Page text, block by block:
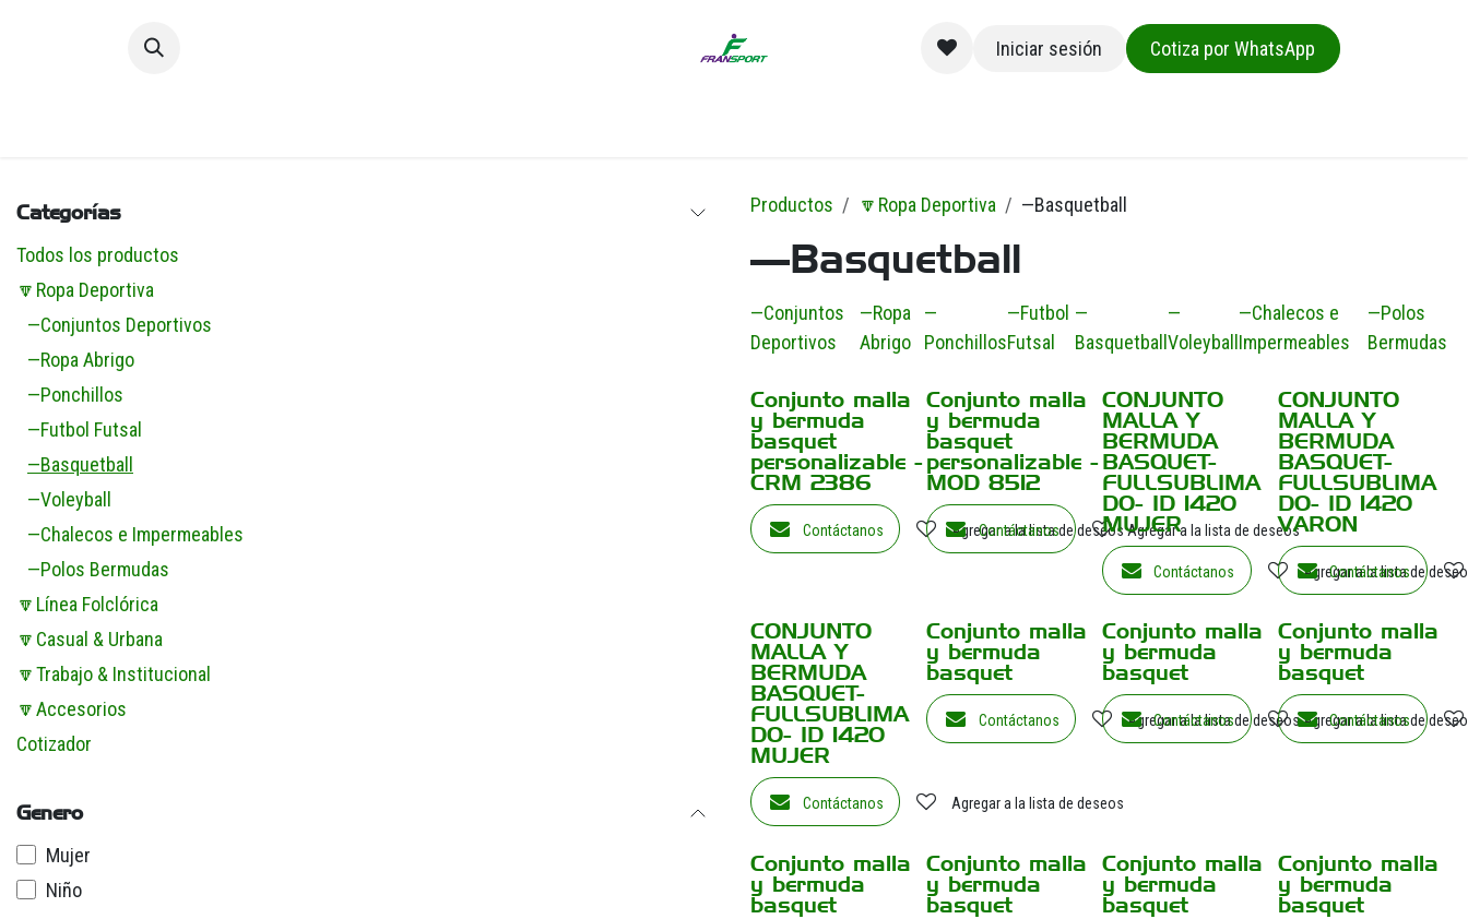
Iniciar sesión
Cotiza por WhatsApp
Categorías
Todos los productos
🔽Ropa Deportiva
—Conjuntos Deportivos
—Ropa Abrigo
—Ponchillos
—Futbol Futsal
—Basquetball
—Voleyball
—Chalecos e Impermeables
—Polos Bermudas
🔽Línea Folclórica
🔽Casual & Urbana
🔽Trabajo & Institucional
🔽Accesorios
Cotizador
Genero
Mujer
Niño
Productos 🔽Ropa Deportiva —Basquetball
—Basquetball
—Conjuntos
Deportivos
—Ropa
Abrigo
—
Ponchillos
—Futbol
Futsal
—
Basquetball
—
Voleyball
—Chalecos e
Impermeables
—Polos
Bermudas
Conjunto malla
y bermuda
basquet
personalizable -
CRM 2386
Contáctanos Agregar a la lista de deseos
Conjunto malla
y bermuda
basquet
personalizable -
MOD 8512
Contáctanos Agregar a la lista de deseos
CONJUNTO
MALLA Y
BERMUDA
BASQUET-
FULLSUBLIMA
DO- ID 1420
MUJER
Contáctanos Agregar a la lista de
CONJUNTO
MALLA Y
BERMUDA
BASQUET-
FULLSUBLIMA
DO- ID 1420
VARON
Contáctanos
CONJUNTO
MALLA Y
BERMUDA
BASQUET-
FULLSUBLIMA
DO- ID 1420
MUJER
Contáctanos Agregar a la lista de deseos
Conjunto malla
y bermuda
basquet
Contáctanos Agregar a la lista de deseos
Conjunto malla
y bermuda
basquet
Contáctanos Agregar a la lista de
Conjunto malla
y bermuda
basquet
Contáctanos
Conjunto malla
y bermuda
basquet
Conjunto malla
y bermuda
basquet
Conjunto malla
y bermuda
basquet
Conjunto malla
y bermuda
basquet